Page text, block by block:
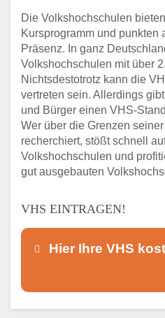
Die Volkshochschulen
Kursprogramm und punkten
Präsenz. In ganz
Volkshochschulen mit über
Nichtsdestotrotz kann die
vertreten sein. Allerdings
und Bürger einen VHS-
Wer über die Grenzen
recherchiert, stößt schnell
Volkshochschulen und
gut ausgebauten
VHS EINTRAGEN!
Hier Ihre VHS